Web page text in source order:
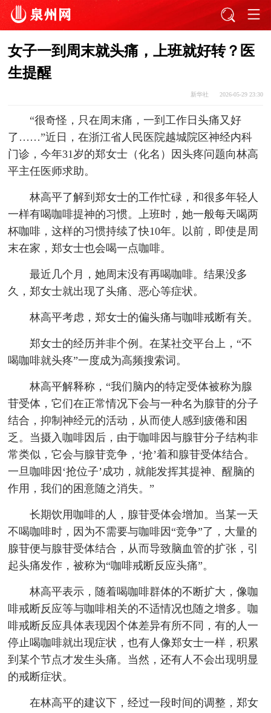
女子一到周末就头痛，上班就好转？医
生提醒
新华社 2026-05-29 23:30
“很奇怪，只在周末痛，一到工作日头痛又好
了……”近日，在浙江省人民医院越城院区神经内科
门诊，今年31岁的郑女士（化名）因头疼问题向林高
平主任医师求助。
林高平了解到郑女士的工作忙碌，和很多年轻人
一样有喝咖啡提神的习惯。上班时，她一般每天喝两
杯咖啡，这样的习惯持续了快10年。以前，即使是周
末在家，郑女士也会喝一点咖啡。
最近几个月，她周末没有再喝咖啡。结果没多
久，郑女士就出现了头痛、恶心等症状。
林高平考虑，郑女士的偏头痛与咖啡戒断有关。
郑女士的经历并非个例。在某社交平台上，“不
喝咖啡就头疼”一度成为高频搜索词。
林高平解释称，“我们脑内的特定受体被称为腺
苷受体，它们在正常情况下会与一种名为腺苷的分子
结合，抑制神经元的活动，从而使人感到疲倦和困
乏。当摄入咖啡因后，由于咖啡因与腺苷分子结构非
常类似，它会与腺苷竞争，‘抢’着和腺苷受体结合。
一旦咖啡因‘抢位子’成功，就能发挥其提神、醒脑的
作用，我们的困意随之消失。”
长期饮用咖啡的人，腺苷受体会增加。当某一天
不喝咖啡时，因为不需要与咖啡因“竞争”了，大量的
腺苷便与腺苷受体结合，从而导致脑血管的扩张，引
起头痛发作，被称为“咖啡戒断反应头痛”。
林高平表示，随着喝咖啡群体的不断扩大，像咖
啡戒断反应等与咖啡相关的不适情况也随之增多。咖
啡戒断反应具体表现因个体差异有所不同，有的人一
停止喝咖啡就出现症状，也有人像郑女士一样，积累
到某个节点才发生头痛。当然，还有人不会出现明显
的戒断症状。
在林高平的建议下，经过一段时间的调整，郑女